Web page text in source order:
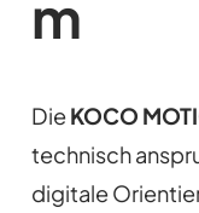
m
DieKOCO
technisch
digitale